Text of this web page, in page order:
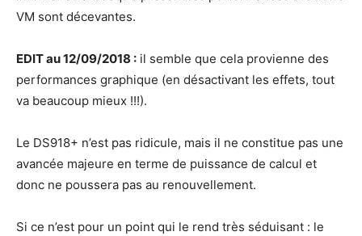
VM sont décevantes.
EDIT au 12/09/2018 : il semble que cela provienne des
performances graphique (en désactivant les effets, tout
va beaucoup mieux !!!).
Le DS918+ n’est pas ridicule, mais il ne constitue pas une
avancée majeure en terme de puissance de calcul et
donc ne poussera pas au renouvellement.
Si ce n’est pour un point qui le rend très séduisant : le